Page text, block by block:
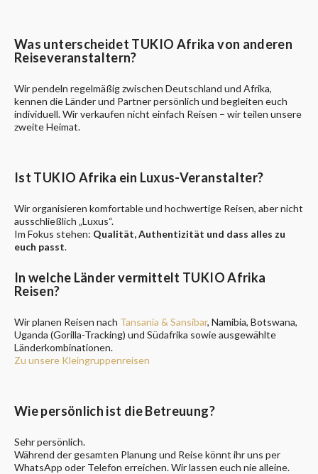
Was unterscheidet TUKIO Afrika von anderen
Reiseveranstaltern?
Wir pendeln regelmäßig zwischen Deutschland und Afrika,
kennen die Länder und Partner persönlich und begleiten euch
individuell. Wir verkaufen nicht einfach Reisen – wir teilen unsere
zweite Heimat.
Ist TUKIO Afrika ein Luxus-Veranstalter?
Wir organisieren komfortable und hochwertige Reisen, aber nicht
ausschließlich „Luxus“.
Im Fokus stehen: Qualität, Authentizität und dass alles zu
euch passt.
In welche Länder vermittelt TUKIO Afrika
Reisen?
Wir planen Reisen nach Tansania & Sansibar, Namibia, Botswana,
Uganda (Gorilla-Tracking) und Südafrika sowie ausgewählte
Länderkombinationen.
Zu unsere Kleingruppenreisen
Wie persönlich ist die Betreuung?
Sehr persönlich.
Während der gesamten Planung und Reise könnt ihr uns per
WhatsApp oder Telefon erreichen. Wir lassen euch nie alleine.